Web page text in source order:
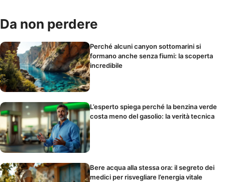
Da non perdere
Perché alcuni canyon sottomarini si
formano anche senza fiumi: la scoperta
incredibile
L’esperto spiega perché la benzina verde
costa meno del gasolio: la verità tecnica
Bere acqua alla stessa ora: il segreto dei
medici per risvegliare l’energia vitale